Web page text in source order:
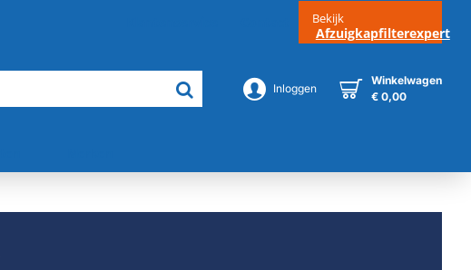
Bekijk
Afzuigkapfilterexpert
Inloggen
Winkelwagen
€ 0,00